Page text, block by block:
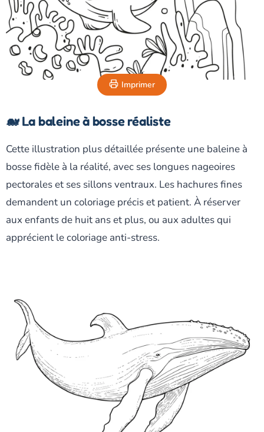
Imprimer
🐋 La baleine à bosse réaliste
Cette illustration plus détaillée présente une baleine à
bosse fidèle à la réalité, avec ses longues nageoires
pectorales et ses sillons ventraux. Les hachures fines
demandent un coloriage précis et patient. À réserver
aux enfants de huit ans et plus, ou aux adultes qui
apprécient le coloriage anti-stress.